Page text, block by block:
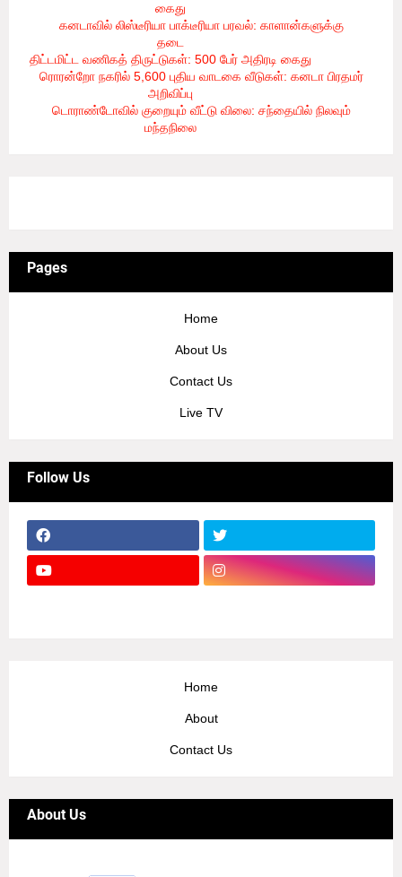
கைது
கனடாவில் லிஸ்டீரியா பாக்டீரியா பரவல்: காளான்களுக்கு
தடை
திட்டமிட்ட வணிகத் திருட்டுகள்: 500 பேர் அதிரடி கைது
ரொரன்றோ நகரில் 5,600 புதிய வாடகை வீடுகள்: கனடா பிரதமர்
அறிவிப்பு
டொராண்டோவில் குறையும் வீட்டு விலை: சந்தையில் நிலவும்
மந்தநிலை- 8/6/2026
Pages
Home
About Us
Contact Us
Live TV
Follow Us
Home
About
Contact Us
About Us